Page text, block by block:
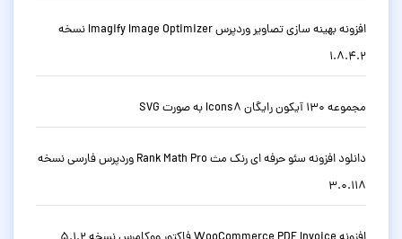
افزونه بهینه سازی تصاویر وردپرس Imagify Image Optimizer نسخه
1.8.4.2
مجموعه 130 آیکون رایگان Icons8 به صورت SVG
دانلود افزونه سئو حرفه ای رنک مث Rank Math Pro وردپرس فارسی نسخه
3.0.118